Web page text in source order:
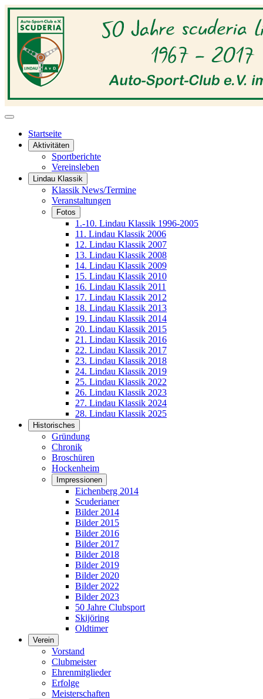
Startseite
Aktivitäten
Sportberichte
Vereinsleben
Lindau Klassik
Klassik News/Termine
Veranstaltungen
Fotos
1.-10. Lindau Klassik 1996-2005
11. Lindau Klassik 2006
12. Lindau Klassik 2007
13. Lindau Klassik 2008
14. Lindau Klassik 2009
15. Lindau Klassik 2010
16. Lindau Klassik 2011
17. Lindau Klassik 2012
18. Lindau Klassik 2013
19. Lindau Klassik 2014
20. Lindau Klassik 2015
21. Lindau Klassik 2016
22. Lindau Klassik 2017
23. Lindau Klassik 2018
24. Lindau Klassik 2019
25. Lindau Klassik 2022
26. Lindau Klassik 2023
27. Lindau Klassik 2024
28. Lindau Klassik 2025
Historisches
Gründung
Chronik
Broschüren
Hockenheim
Impressionen
Eichenberg 2014
Scuderianer
Bilder 2014
Bilder 2015
Bilder 2016
Bilder 2017
Bilder 2018
Bilder 2019
Bilder 2020
Bilder 2022
Bilder 2023
50 Jahre Clubsport
Skijöring
Oldtimer
Verein
Vorstand
Clubmeister
Ehrenmitglieder
Erfolge
Meisterschaften